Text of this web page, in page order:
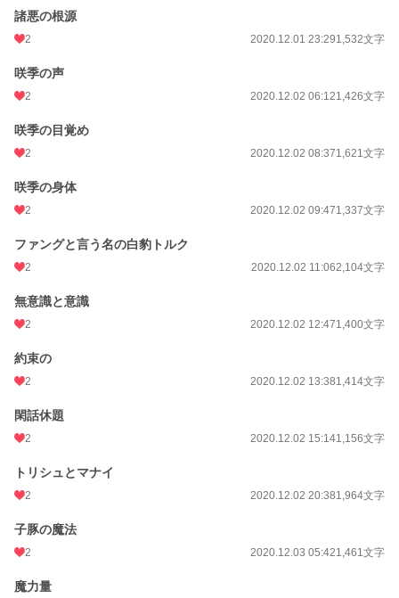
諸悪の根源
2 2020.12.01 23:291,532文字
咲季の声
2 2020.12.02 06:121,426文字
咲季の目覚め
2 2020.12.02 08:371,621文字
咲季の身体
2 2020.12.02 09:471,337文字
ファングと言う名の白豹トルク
2 2020.12.02 11:062,104文字
無意識と意識
2 2020.12.02 12:471,400文字
約束の
2 2020.12.02 13:381,414文字
閑話休題
2 2020.12.02 15:141,156文字
トリシュとマナイ
2 2020.12.02 20:381,964文字
子豚の魔法
2 2020.12.03 05:421,461文字
魔力量